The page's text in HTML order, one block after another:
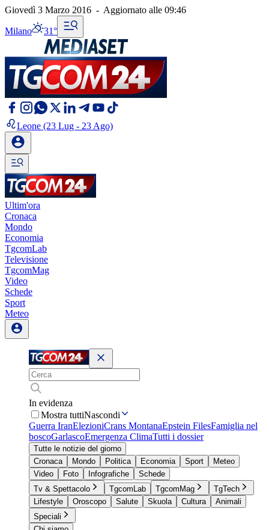
Giovedì 3 Marzo 2016 - Aggiornato alle 09:46
Milano 31°
Leone (23 Lug - 23 Ago)
Ultim'ora
Cronaca
Mondo
Economia
TgcomLab
Televisione
TgcomMag
Video
Schede
Sport
Meteo
In evidenza
Mostra tuttiNascondi
Guerra IranElezioniCrans MontanaEpstein FilesFamiglia nel
boscoGarlascoEmergenza ClimaTutti i dossier
Tutte le notizie del giorno
Cronaca
Mondo Politica Economia Sport
Meteo
Video
Foto Infografiche
Schede
Tv & Spettacolo
TgcomLab TgcomMag
TgTech
Lifestyle
Oroscopo Salute Skuola Cultura
Animali
Speciali